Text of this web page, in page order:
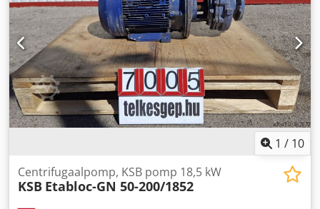
1 / 10
Centrifugaalpomp, KSB pomp 18,5 kW
KSB Etabloc-GN 50-200/1852